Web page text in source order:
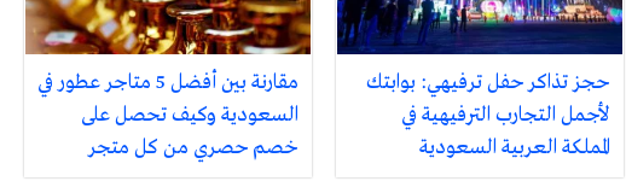
حجز تذاكر حفل ترفيهي: بوابتك
لأجمل التجارب الترفيهية في
المملكة العربية السعودية
مقارنة بين أفضل 5 متاجر عطور في
السعودية وكيف تحصل على
خصم حصري من كل متجر